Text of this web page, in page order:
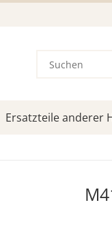
Ersatzteile anderer